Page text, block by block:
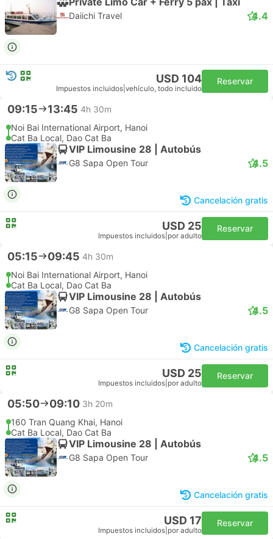
Daiichi Travel 4.4
USD 104
Impuestos incluidos vehículo, todo incluido
Reservar
09:15 13:45 4h 30m
Noi Bai International Airport, Hanoi
Cat Ba Local, Dao Cat Ba
VIP Limousine 28 | Autobús
G8 Sapa Open Tour 4.5
Cancelación gratis
USD 25
Impuestos incluidos por adulto
Reservar
05:15 09:45 4h 30m
Noi Bai International Airport, Hanoi
Cat Ba Local, Dao Cat Ba
VIP Limousine 28 | Autobús
G8 Sapa Open Tour 4.5
Cancelación gratis
USD 25
Impuestos incluidos por adulto
Reservar
05:50 09:10 3h 20m
160 Tran Quang Khai, Hanoi
Cat Ba Local, Dao Cat Ba
VIP Limousine 28 | Autobús
G8 Sapa Open Tour 4.5
Cancelación gratis
USD 17
Impuestos incluidos por adulto
Reservar